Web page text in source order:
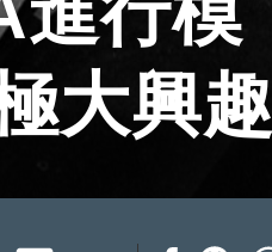
大興趣